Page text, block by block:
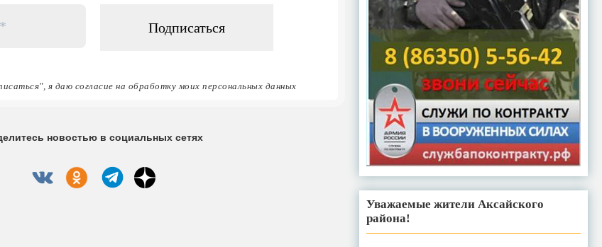
я даю согласие на обработку моих персональных данных
новостью в социальных сетях
Уважаемые жители Аксайского
района!